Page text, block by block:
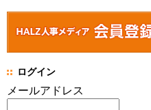
ログイン
メールアドレス